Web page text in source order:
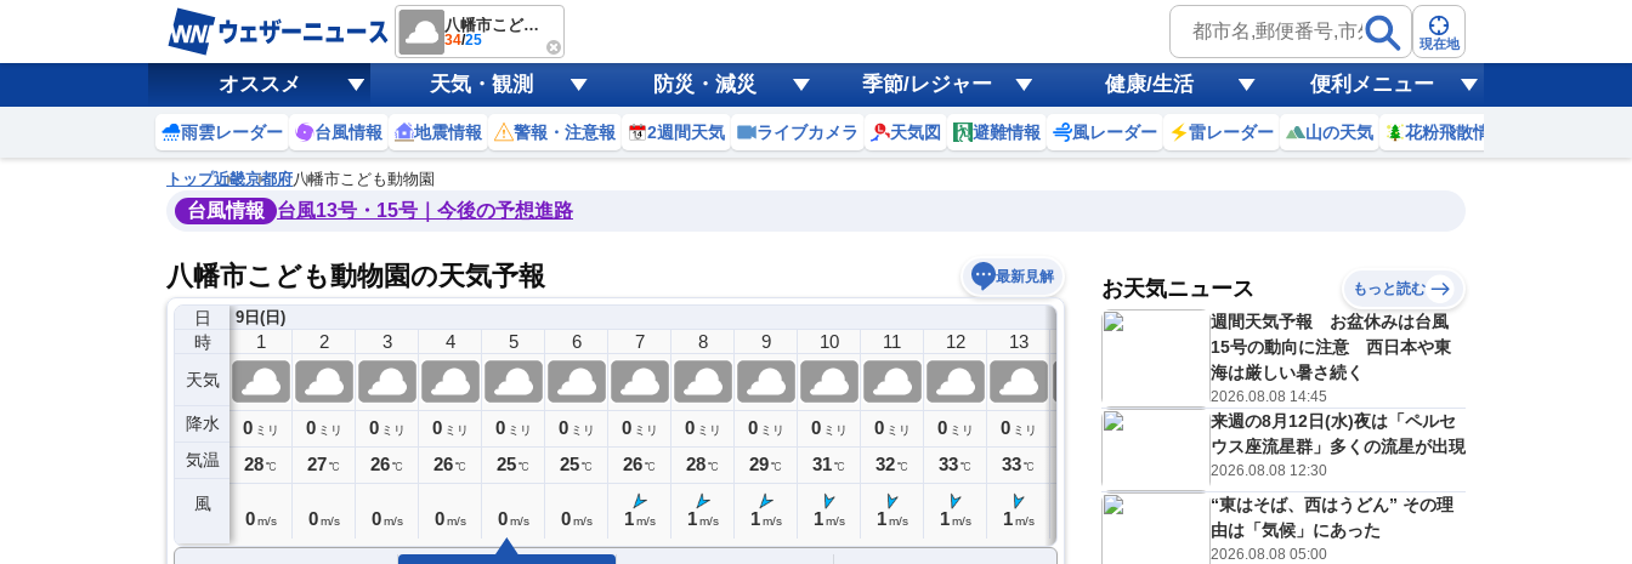
八幡市こども動物園
34/25 現在地
オススメ 天気・観測 防災・減災 季節/レジャー 健康/生活 便利メニュー
雨雲レーダー 台風情報 地震情報 警報・注意報 2週間天気 ライブカメラ 天気図 避難情報 風レーダー 雷レーダー 山の天気 花粉飛散情報
トップ近畿京都府八幡市こども動物園
台風情報 台風13号・15号｜今後の予想進路
八幡市こども動物園の天気予報 最新見解
日
時
天気
降水
気温
風
9日(日)
0
0ミリ
28℃
1
0 ミリ
28℃
0 m/s
2
0 ミリ
27℃
0 m/s
3
0 ミリ
26℃
0 m/s
4
0 ミリ
26℃
0 m/s
5
0 ミリ
25℃
0 m/s
6
0 ミリ
25℃
0 m/s
7
0 ミリ
26℃
1 m/s
8
0 ミリ
28℃
1 m/s
9
0 ミリ
29℃
1 m/s
10
0 ミリ
31℃
1 m/s
11
0 ミリ
32℃
1 m/s
12
0 ミリ
33℃
1 m/s
13
0 ミリ
33℃
1 m/s
16
ミリ
℃
m/s
17
0ミリ
33 ℃
2m/s
18
0ミリ
32
1 m/s
19
0
1
20
0ミリ
0
お天気ニュース もっと読む
週間天気予報 お盆休みは台風
15号の動向に注意 西日本や東
海は厳しい暑さ続く
2026.08.08 14:45
来週の8月12日(水)夜は「ペルセ
ウス座流星群」多くの流星が出現
2026.08.08 12:30
“東はそば、西はうどん” その理
由は「気候」にあった
2026.08.08 05:00